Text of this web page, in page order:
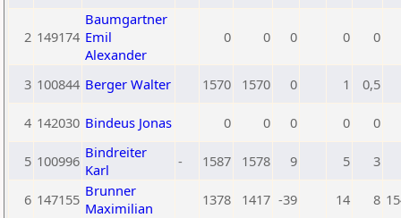
2 149174
Baumgartner
Emil
Alexander
0 0 0 0 0
3 100844 Berger Walter 1570 1570 0 1 0,5
4 142030 Bindeus Jonas 0 0 0 0 0
5 100996 Bindreiter
Karl
- 1587 1578 9 5 3
6 147155 Brunner
Maximilian
1378 1417 -39 14 8